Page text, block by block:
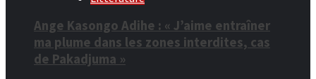
Ange Kasongo Adihe : « J’aime entraîner
ma plume dans les zones interdites, cas
de Pakadjuma »